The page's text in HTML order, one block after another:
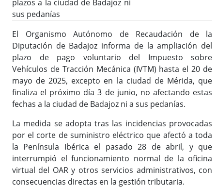
plazos a la ciudad de Badajoz ni
sus pedanías
El Organismo Autónomo de Recaudación de la
Diputación de Badajoz informa de la ampliación del
plazo de pago voluntario del Impuesto sobre
Vehículos de Tracción Mecánica (IVTM) hasta el 20 de
mayo de 2025, excepto en la ciudad de Mérida, que
finaliza el próximo día 3 de junio, no afectando estas
fechas a la ciudad de Badajoz ni a sus pedanías.
La medida se adopta tras las incidencias provocadas
por el corte de suministro eléctrico que afectó a toda
la Península Ibérica el pasado 28 de abril, y que
interrumpió el funcionamiento normal de la oficina
virtual del OAR y otros servicios administrativos, con
consecuencias directas en la gestión tributaria.